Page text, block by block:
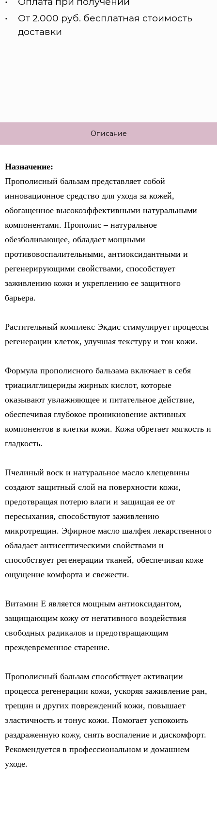
От 2.000 руб. бесплатная стоимость
доставки
Описание
Назначение:
Прополисный бальзам представляет собой
инновационное средство для ухода за кожей,
обогащенное высокоэффективными натуральными
компонентами. Прополис – натуральное
обезболивающее, обладает мощными
противовоспалительными, антиоксидантными и
регенерирующими свойствами, способствует
заживлению кожи и укреплению ее защитного
барьера.
Растительный комплекс Экдис стимулирует процессы
регенерации клеток, улучшая текстуру и тон кожи.
Формула прополисного бальзама включает в себя
триацилглицериды жирных кислот, которые
оказывают увлажняющее и питательное действие,
обеспечивая глубокое проникновение активных
компонентов в клетки кожи. Кожа обретает мягкость и
гладкость.
Пчелиный воск и натуральное масло клещевины
создают защитный слой на поверхности кожи,
предотвращая потерю влаги и защищая ее от
пересыхания, способствуют заживлению
микротрещин. Эфирное масло шалфея лекарственного
обладает антисептическими свойствами и
способствует регенерации тканей, обеспечивая коже
ощущение комфорта и свежести.
Витамин Е является мощным антиоксидантом,
защищающим кожу от негативного воздействия
свободных радикалов и предотвращающим
преждевременное старение.
Прополисный бальзам способствует активации
процесса регенерации кожи, ускоряя заживление ран,
трещин и других повреждений кожи, повышает
эластичность и тонус кожи. Помогает успокоить
раздраженную кожу, снять воспаление и дискомфорт.
Рекомендуется в профессиональном и домашнем
уходе.